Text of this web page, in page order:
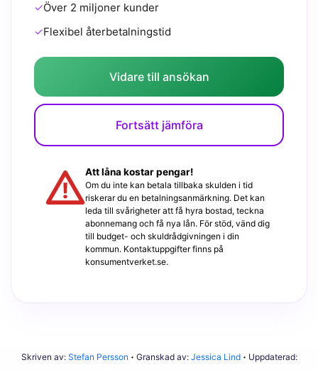
✓Över 2 miljoner kunder
✓Flexibel återbetalningstid
Vidare till ansökan
Fortsätt jämföra
Att låna kostar pengar!
Om du inte kan betala tillbaka skulden i tid
riskerar du en betalningsanmärkning. Det kan
leda till svårigheter att få hyra bostad, teckna
abonnemang och få nya lån. För stöd, vänd dig
till budget- och skuldrådgivningen i din
kommun. Kontaktuppgifter finns på
konsumentverket.se.
Skriven av: Stefan Persson Granskad av: Jessica Lind
Uppdaterad: